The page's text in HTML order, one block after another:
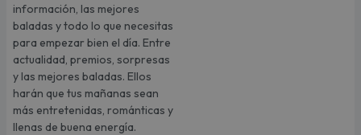
información, las mejores
baladas y todo lo que necesitas
para empezar bien el día. Entre
actualidad, premios, sorpresas
y las mejores baladas. Ellos
harán que tus mañanas sean
más entretenidas, románticas y
llenas de buena energía.